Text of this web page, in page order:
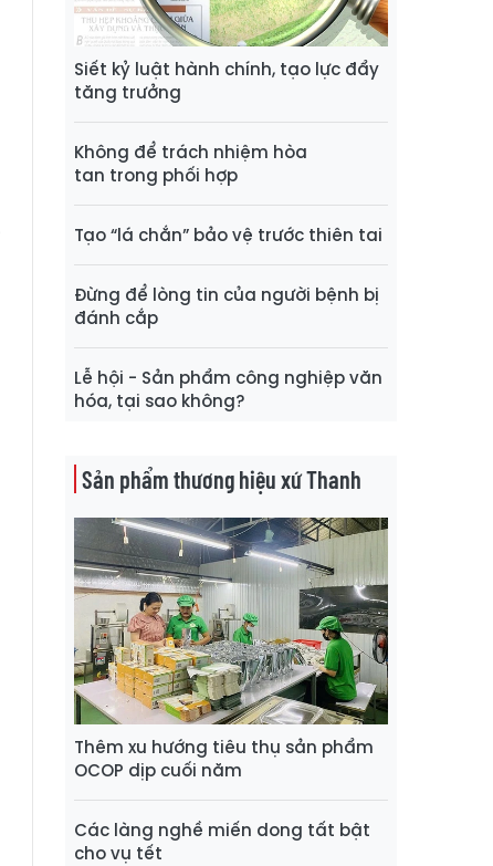
Siết kỷ luật hành chính, tạo lực đẩy
tăng trưởng
Không để trách nhiệm hòa
tan trong phối hợp
Tạo “lá chắn” bảo vệ trước thiên tai
Đừng để lòng tin của người bệnh bị
đánh cắp
Lễ hội - Sản phẩm công nghiệp văn
hóa, tại sao không?
Sản phẩm thương hiệu xứ Thanh
Thêm xu hướng tiêu thụ sản phẩm
OCOP dịp cuối năm
Các làng nghề miến dong tất bật
cho vụ tết